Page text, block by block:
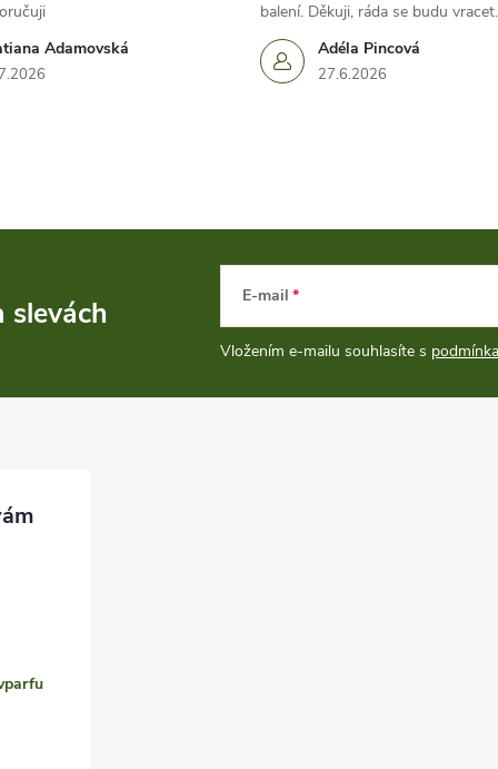
Adamovská
Adéla Pincová
27.6.2026
balení. Děkuji, ráda se budu vracet.
slevách E-mail
Vložením e-mailu souhlasíte s